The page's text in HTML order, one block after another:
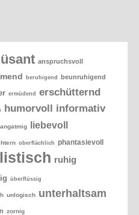
anspruchsvoll
beruhigend beunruhigend
ermüdend erschütternd
humorvoll informativ
liebevoll
oberflächlich phantasievoll
ruhig
überflüssig
unlogisch unterhaltsam
zornig